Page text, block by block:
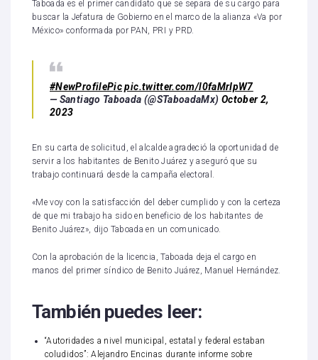
Taboada es el primer candidato que se separa de su cargo para
buscar la Jefatura de Gobierno en el marco de la alianza «Va por
México» conformada por PAN, PRI y PRD.
#NewProfilePic pic.twitter.com/l0faMrIpW7
— Santiago Taboada (@STaboadaMx) October 2,
2023
En su carta de solicitud, el alcalde agradeció la oportunidad de
servir a los habitantes de Benito Juárez y aseguró que su
trabajo continuará desde la campaña electoral.
«Me voy con la satisfacción del deber cumplido y con la certeza
de que mi trabajo ha sido en beneficio de los habitantes de
Benito Juárez», dijo Taboada en un comunicado.
Con la aprobación de la licencia, Taboada deja el cargo en
manos del primer síndico de Benito Juárez, Manuel Hernández.
También puedes leer:
“Autoridades a nivel municipal, estatal y federal estaban
coludidos”: Alejandro Encinas durante informe sobre